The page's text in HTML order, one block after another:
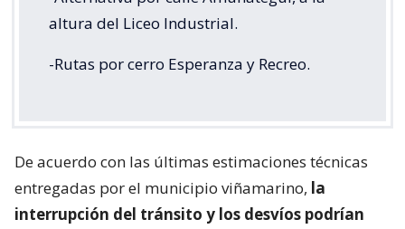
altura del Liceo Industrial.
-Rutas por cerro Esperanza y Recreo.
De acuerdo con las últimas estimaciones técnicas
entregadas por el municipio viñamarino, la
interrupción del tránsito y los desvíos podrían